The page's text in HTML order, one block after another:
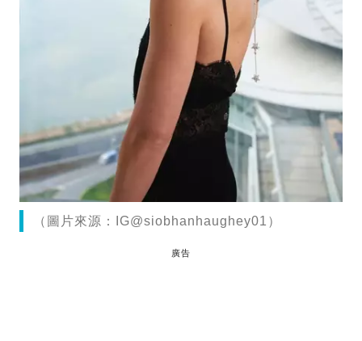
（圖片來源：IG@siobhanhaughey01）
廣告